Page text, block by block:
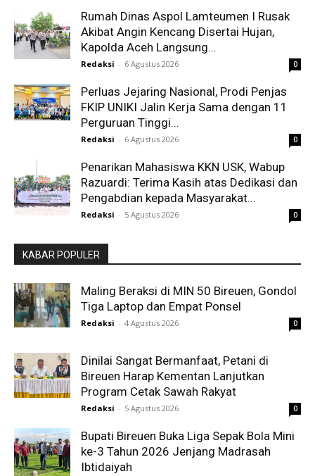
Rumah Dinas Aspol Lamteumen I Rusak
Akibat Angin Kencang Disertai Hujan,
Kapolda Aceh Langsung...
Redaksi - 6 Agustus 2026 0
Perluas Jejaring Nasional, Prodi Penjas
FKIP UNIKI Jalin Kerja Sama dengan 11
Perguruan Tinggi...
Redaksi - 6 Agustus 2026 0
Penarikan Mahasiswa KKN USK, Wabup
Razuardi: Terima Kasih atas Dedikasi dan
Pengabdian kepada Masyarakat...
Redaksi - 5 Agustus 2026 0
KABAR POPULER
Maling Beraksi di MIN 50 Bireuen, Gondol
Tiga Laptop dan Empat Ponsel
Redaksi - 4 Agustus 2026 0
Dinilai Sangat Bermanfaat, Petani di
Bireuen Harap Kementan Lanjutkan
Program Cetak Sawah Rakyat
Redaksi - 5 Agustus 2026 0
Bupati Bireuen Buka Liga Sepak Bola Mini
ke-3 Tahun 2026 Jenjang Madrasah
Ibtidaiyah